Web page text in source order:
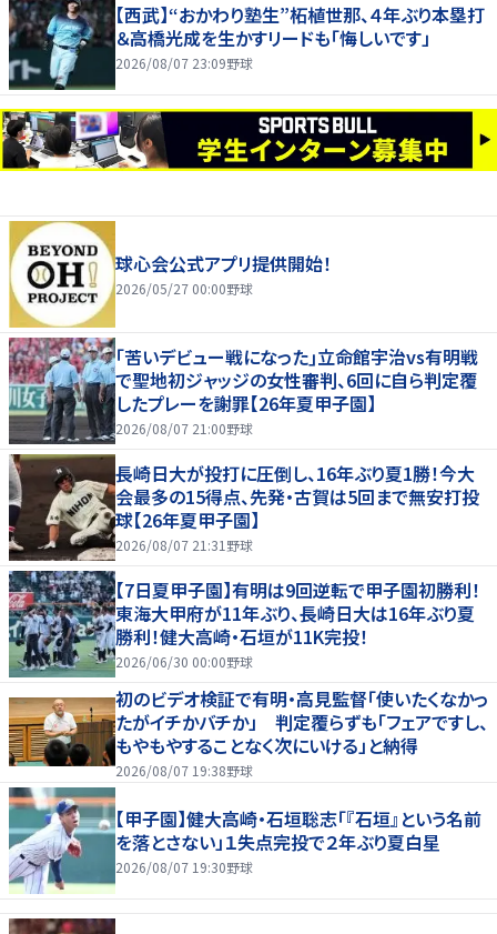
【西武】“おかわり塾生”柘植世那、４年ぶり本塁打
＆高橋光成を生かすリードも「悔しいです」
2026/08/07 23:09野球
球心会公式アプリ提供開始！
2026/05/27 00:00野球
｢苦いデビュー戦になった｣立命館宇治vs有明戦
で聖地初ジャッジの女性審判、6回に自ら判定覆
したプレーを謝罪【26年夏甲子園】
2026/08/07 21:00野球
長崎日大が投打に圧倒し、16年ぶり夏1勝！今大
会最多の15得点、先発・古賀は5回まで無安打投
球【26年夏甲子園】
2026/08/07 21:31 野球
【7日夏甲子園】有明は9回逆転で甲子園初勝利！
東海大甲府が11年ぶり、長崎日大は16年ぶり夏
勝利！健大高崎・石垣が11K完投！
2026/06/30 00:00野球
初のビデオ検証で有明・高見監督「使いたくなかっ
たがイチかバチか」 判定覆らずも「フェアですし、
もやもやすることなく次にいける」と納得
2026/08/07 19:38野球
【甲子園】健大高崎・石垣聡志「『石垣』という名前
を落とさない」１失点完投で２年ぶり夏白星
2026/08/07 19:30野球